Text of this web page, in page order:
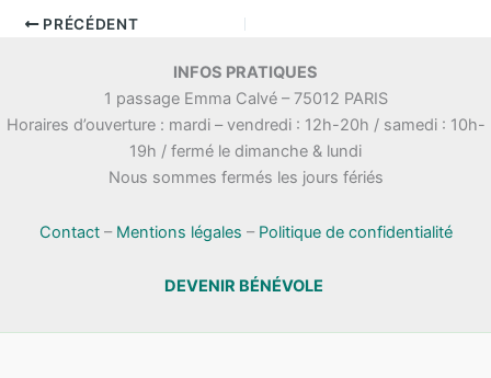
PRÉCÉDENT
INFOS PRATIQUES
1 passage Emma Calvé – 75012 PARIS
Horaires d’ouverture : mardi – vendredi : 12h-20h / samedi : 10h-
19h / fermé le dimanche & lundi
Nous sommes fermés les jours fériés
Contact– Mentions légales – Politique de confidentialité
DEVENIR BÉNÉVOLE